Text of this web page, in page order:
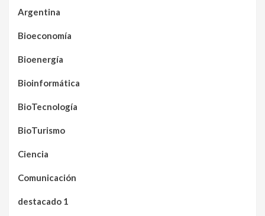
Argentina
Bioeconomía
Bioenergía
Bioinformática
BioTecnología
BioTurismo
Ciencia
Comunicación
destacado 1